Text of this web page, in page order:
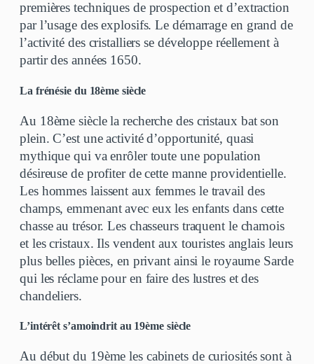
premières techniques de prospection et d’extraction
par l’usage des explosifs. Le démarrage en grand de
l’activité des cristalliers se développe réellement à
partir des années 1650.
La frénésie du 18ème siècle
Au 18ème siècle la recherche des cristaux bat son
plein. C’est une activité d’opportunité, quasi
mythique qui va enrôler toute une population
désireuse de profiter de cette manne providentielle.
Les hommes laissent aux femmes le travail des
champs, emmenant avec eux les enfants dans cette
chasse au trésor. Les chasseurs traquent le chamois
et les cristaux. Ils vendent aux touristes anglais leurs
plus belles pièces, en privant ainsi le royaume Sarde
qui les réclame pour en faire des lustres et des
chandeliers.
L’intérêt s’amoindrit au 19ème siècle
Au début du 19ème les cabinets de curiosités sont à